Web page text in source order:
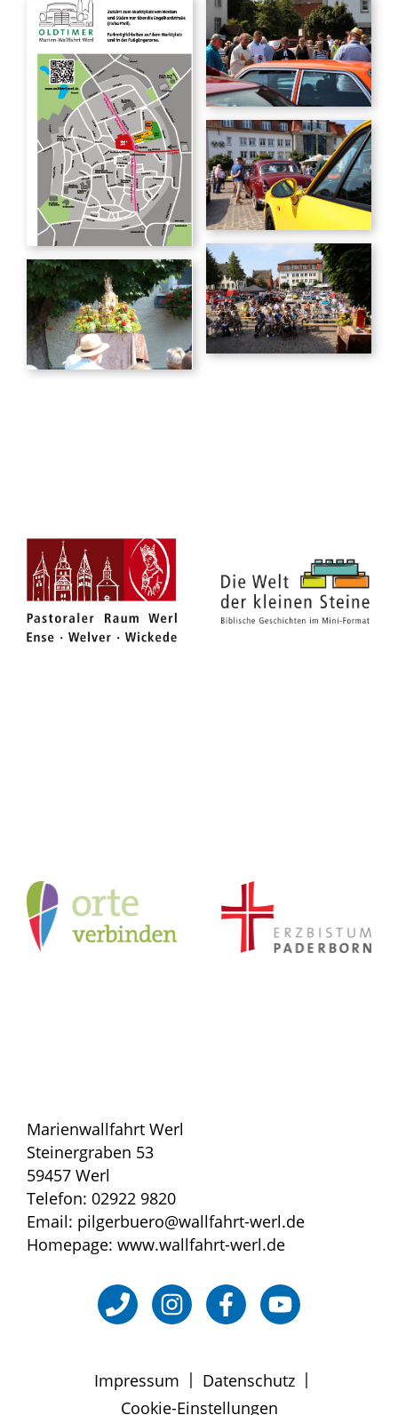
Marienwallfahrt Werl
Steinergraben 53
59457 Werl
Telefon: 02922 9820
Email: pilgerbuero@wallfahrt-werl.de
Homepage: www.wallfahrt-werl.de
Impressum | Datenschutz |
Cookie-Einstellungen